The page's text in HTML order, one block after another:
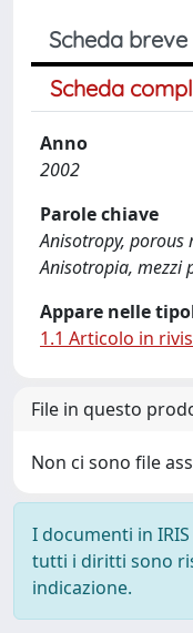
Scheda breve
Scheda
Anno
2002
Parole chiave
Anisotropy,
Anisotropia, mezzi
Appare nelle
1.1 Articolo in
File in questo
Non ci sono file
I documenti in
tutti i diritti sono
indicazione.